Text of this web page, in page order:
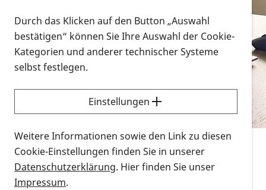
Vorlesen
Alle Infomaterialien in verschiedenen
Formaten an einem Ort
Sie möchten wissen, wie Sie nach Infonmaterial
suchen und dieses bestellen bzw. herunterladen
können? Schauen Sie sich dieErklärvideos zum
Thema Infomaterial auf der PRO RETINA-Website
für blinde und sehbehinderte Menschen an.
Auf dieser Seite finden Sie sämtliches Infomaterial
Durch das Klicken auf den Button „Auswahl
bestätigen“ können Sie Ihre Auswahl der Cookie-
Kategorien und anderer technischer Systeme
selbst festlegen.
Einstellungen
Weitere Informationen sowie den Link zu diesen
Cookie-Einstellungen finden Sie in unserer
Datenschutzerklärung. Hier finden Sie unser
Impressum.